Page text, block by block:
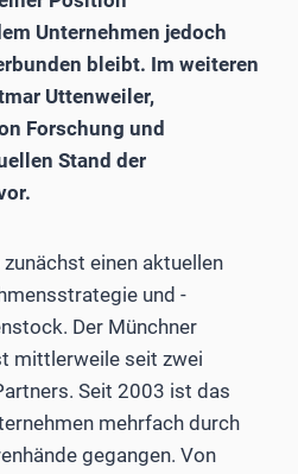
Unternehmen jedoch
bleibt. Im weiteren
Uttenweiler,
Forschung und
Stand der
einen aktuellen
und -
Der Münchner
mittlerweile seit zwei
Seit 2003 ist das
mehrfach durch
gegangen. Von